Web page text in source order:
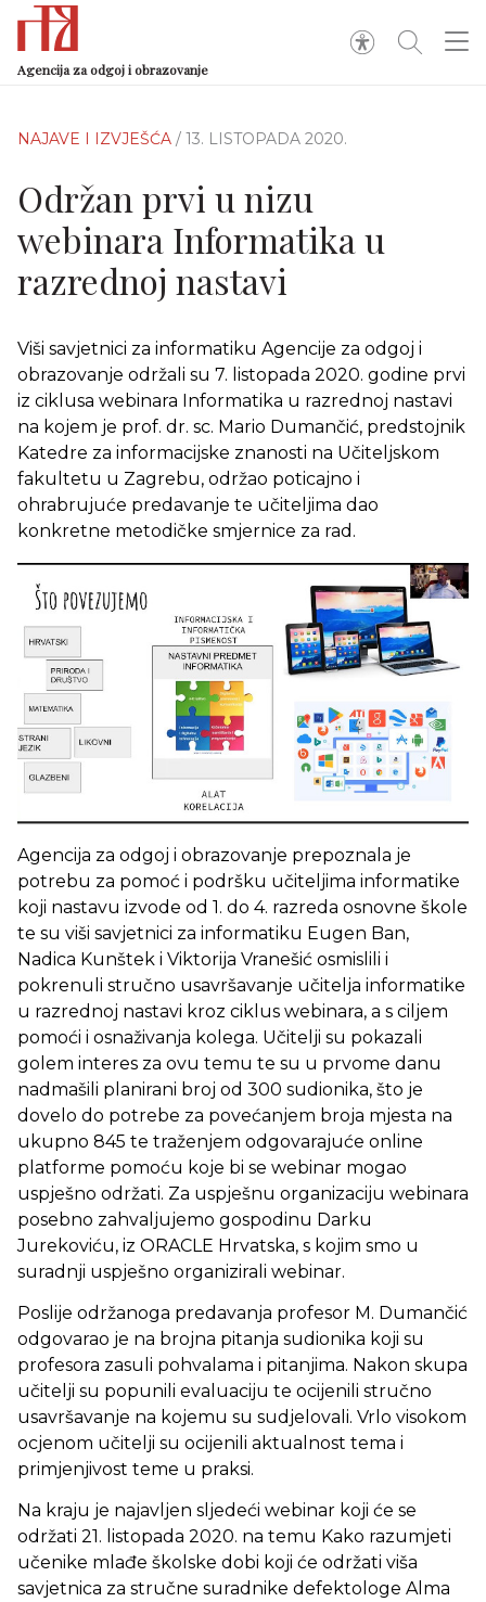
Agencija za odgoj i obrazovanje
NAJAVE I IZVJEŠĆA / 13. LISTOPADA 2020.
Održan prvi u nizu
webinara Informatika u
razrednoj nastavi
Viši savjetnici za informatiku Agencije za odgoj i
obrazovanje održali su 7. listopada 2020. godine prvi
iz ciklusa webinara Informatika u razrednoj nastavi
na kojem je prof. dr. sc. Mario Dumančić, predstojnik
Katedre za informacijske znanosti na Učiteljskom
fakultetu u Zagrebu, održao poticajno i
ohrabrujuće predavanje te učiteljima dao
konkretne metodičke smjernice za rad.
Agencija za odgoj i obrazovanje prepoznala je
potrebu za pomoć i podršku učiteljima informatike
koji nastavu izvode od 1. do 4. razreda osnovne škole
te su viši savjetnici za informatiku Eugen Ban,
Nadica Kunštek i Viktorija Vranešić osmislili i
pokrenuli stručno usavršavanje učitelja informatike
u razrednoj nastavi kroz ciklus webinara, a s ciljem
pomoći i osnaživanja kolega. Učitelji su pokazali
golem interes za ovu temu te su u prvome danu
nadmašili planirani broj od 300 sudionika, što je
dovelo do potrebe za povećanjem broja mjesta na
ukupno 845 te traženjem odgovarajuće online
platforme pomoću koje bi se webinar mogao
uspješno održati. Za uspješnu organizaciju webinara
posebno zahvaljujemo gospodinu Darku
Jurekoviću, iz ORACLE Hrvatska, s kojim smo u
suradnji uspješno organizirali webinar.
Poslije održanoga predavanja profesor M. Dumančić
odgovarao je na brojna pitanja sudionika koji su
profesora zasuli pohvalama i pitanjima. Nakon skupa
učitelji su popunili evaluaciju te ocijenili stručno
usavršavanje na kojemu su sudjelovali. Vrlo visokom
ocjenom učitelji su ocijenili aktualnost tema i
primjenjivost teme u praksi.
Na kraju je najavljen sljedeći webinar koji će se
održati 21. listopada 2020. na temu Kako razumjeti
učenike mlađe školske dobi koji će održati viša
savjetnica za stručne suradnike defektologe Alma